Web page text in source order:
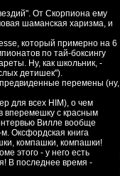
От Скорпиона ему
шаманская харизма, и
который примерно на 6
по тай-боксингу
Ну, как школьник, -
детишек").
перемены (ну,
для всех HIM), о чем
вперемешку с красным
Вилле вообще
Оксфордская книга
компашки, компашки!
этого - у него есть
В последнее время -